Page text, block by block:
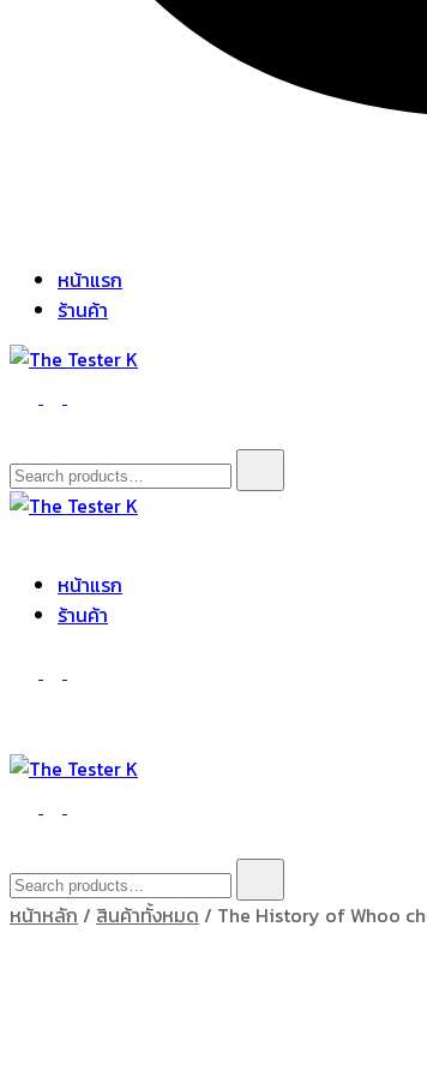
หน้าแรก
ร้านค้า
The Tester K
Korean cosmetics
Search
for:
หน้าแรก
ร้านค้า
The Tester K
Korean cosmetics
Search
for:
หน้าหลัก / สินค้าทั้งหมด / The History of Whoo